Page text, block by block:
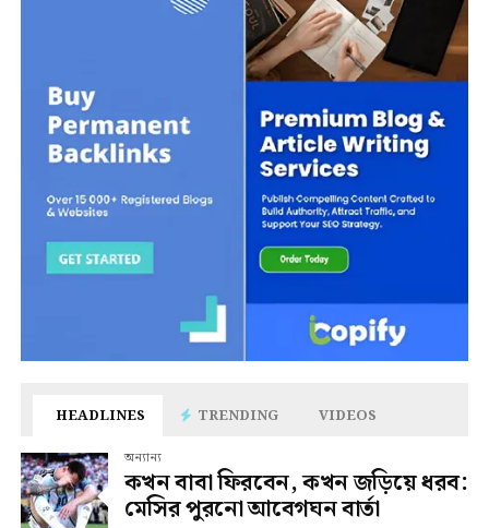
HEADLINES TRENDING VIDEOS
অন্যান্য
কখন বাবা ফিরবেন, কখন জড়িয়ে ধরব:
মেসির পুরনো আবেগঘন বার্তা